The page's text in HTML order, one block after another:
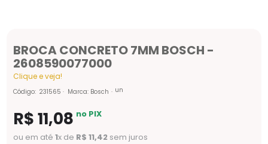
BROCA CONCRETO 7MM BOSCH -
2608590077000
Clique e veja!
Código: 231565 Marca: Bosch un
R$11,08 no PIX
ou em até1x de R$ 11,42 sem juros